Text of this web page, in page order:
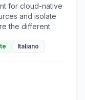
for cloud-native
and isolate
the different
Italiano